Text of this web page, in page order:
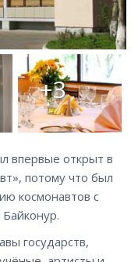
+3
впервые открыт в
потому что был
космонавтов с
государств,